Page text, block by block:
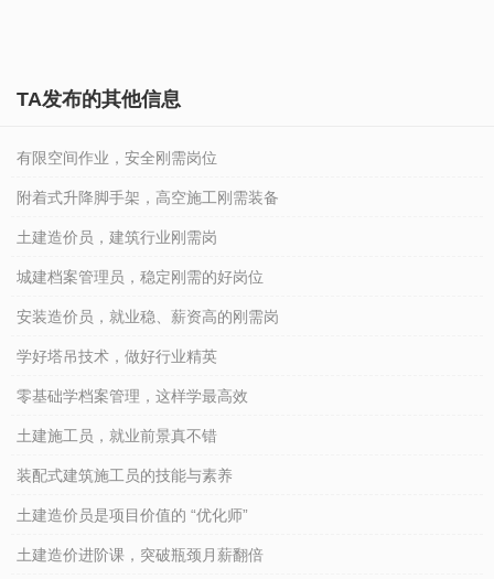
TA发布的其他信息
有限空间作业，安全刚需岗位
附着式升降脚手架，高空施工刚需装备
土建造价员，建筑行业刚需岗
城建档案管理员，稳定刚需的好岗位
安装造价员，就业稳、薪资高的刚需岗
学好塔吊技术，做好行业精英
零基础学档案管理，这样学最高效
土建施工员，就业前景真不错
装配式建筑施工员的技能与素养
土建造价员是项目价值的 “优化师”
土建造价进阶课，突破瓶颈月薪翻倍